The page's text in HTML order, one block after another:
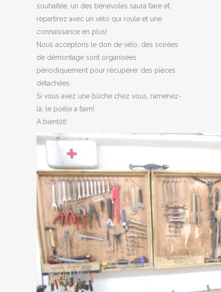
souhaitée, un des bénévoles saura faire et
repartirez avec un vélo qui roule et une
connaissance en plus!
Nous acceptons le don de vélo, des soirées
de démontage sont organisées
périodiquement pour récupérer des pièces
détachées.
Si vous avez une bûche chez vous, ramenez-
là, le poêle a faim!
A bientôt!